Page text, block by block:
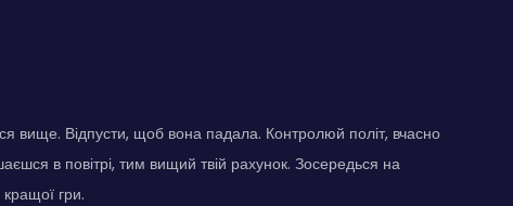
вище. Відпусти, щоб вона падала. Контролюй політ, вчасно
в повітрі, тим вищий твій рахунок. Зосередься на
гри.